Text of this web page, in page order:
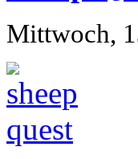
Mittwoch,